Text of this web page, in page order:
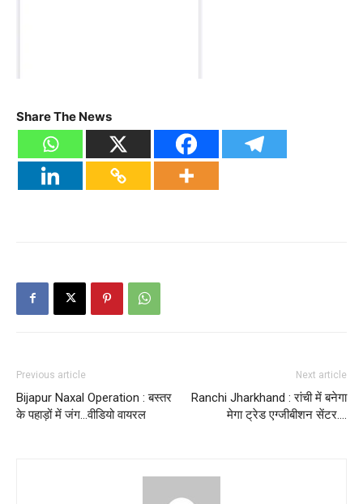
Share The News
Previous article
Bijapur Naxal Operation : बस्तर
के पहाड़ों में जंग…वीडियो वायरल
Next article
Ranchi Jharkhand : रांची में बनेगा
मेगा ट्रेड एग्जीबीशन सेंटर….